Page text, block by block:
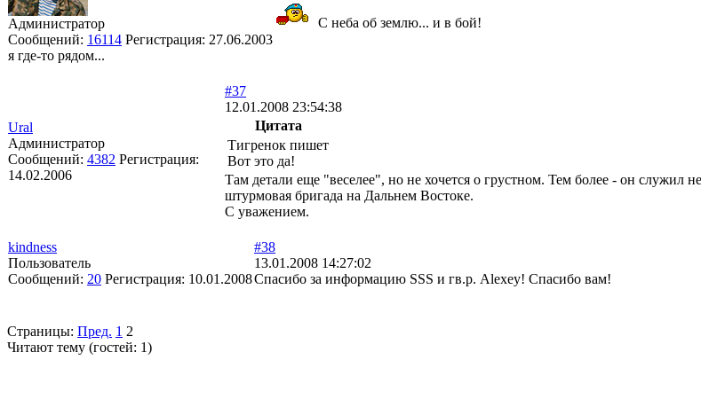
Администратор
Сообщений: 16114 Регистрация: 27.06.2003
я где-то рядом...
С неба об землю... и в бой!
Ural
Администратор
Сообщений: 4382 Регистрация:
14.02.2006
#37
12.01.2008 23:54:38
Цитата
Тигренок пишет
Вот это да!
Там детали еще "веселее", но не хочется о грустном. Тем более - он
штурмовая бригада на Дальнем Востоке.
С уважением.
kindness
Пользователь
Сообщений: 20 Регистрация: 10.01.2008
#38
13.01.2008 14:27:02
Спасибо за информацию SSS и гв.р. Alexey! Спасибо вам!
Страницы: Пред. 1 2
Читают тему (гостей: 1)